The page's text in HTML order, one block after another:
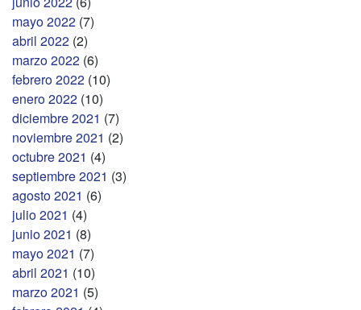
mayo 2022 (7)
abril 2022 (2)
marzo 2022 (6)
febrero 2022 (10)
enero 2022 (10)
diciembre 2021 (7)
noviembre 2021 (2)
octubre 2021 (4)
septiembre 2021 (3)
agosto 2021 (6)
julio 2021 (4)
junio 2021 (8)
mayo 2021 (7)
abril 2021 (10)
marzo 2021 (5)